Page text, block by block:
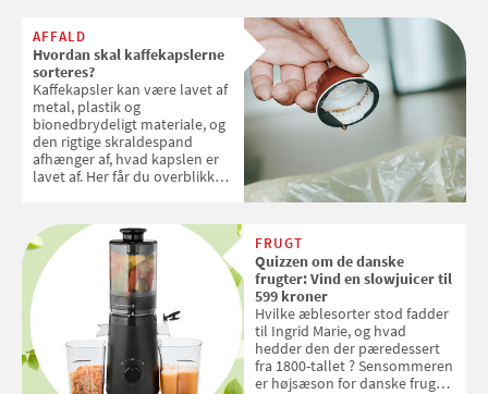
AFFALD
Hvordan skal kaffekapslerne
sorteres?
Kaffekapsler kan være lavet af
metal, plastik og
bionedbrydeligt materiale, og
den rigtige skraldespand
afhænger af, hvad kapslen er
lavet af. Her får du overblikket
FRUGT
Quizzen om de danske
frugter: Vind en slowjuicer til
599 kroner
Hvilke æblesorter stod fadder
til Ingrid Marie, og hvad
hedder den der pæredessert
fra 1800-tallet ? Sensommeren
er højsæson for danske fruger,